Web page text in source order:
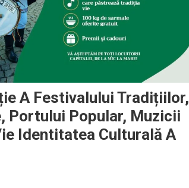
A Festivalului Tradițiilor,
Portului Popular, Muzicii
Identitatea Culturală A